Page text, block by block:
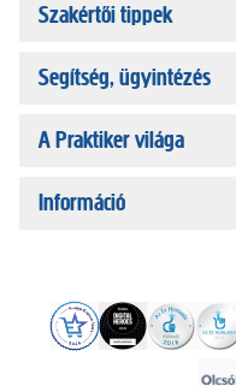
Szakértői tippek
Segítség, ügyintézés
A Praktiker világa
Információ